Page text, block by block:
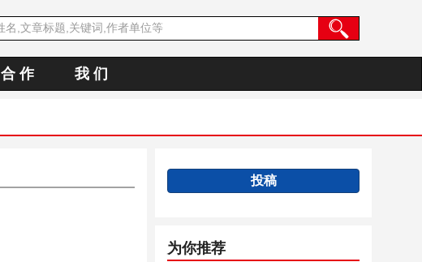
合 作 我 们
投稿
为你推荐